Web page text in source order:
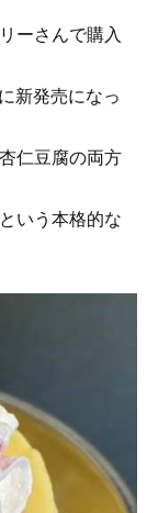
ーさんで購入
新発売になっ
仁豆腐の両方
いう本格的な